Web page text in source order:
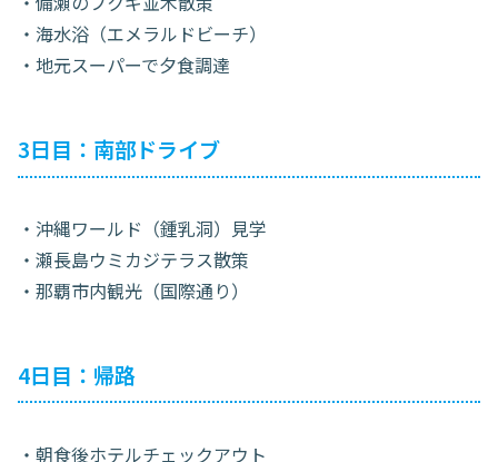
・海水浴（エメラルドビーチ）
・地元スーパーで夕食調達
3日目：南部ドライブ
・沖縄ワールド（鍾乳洞）見学
・瀬長島ウミカジテラス散策
・那覇市内観光（国際通り）
4日目：帰路
・朝食後ホテルチェックアウト